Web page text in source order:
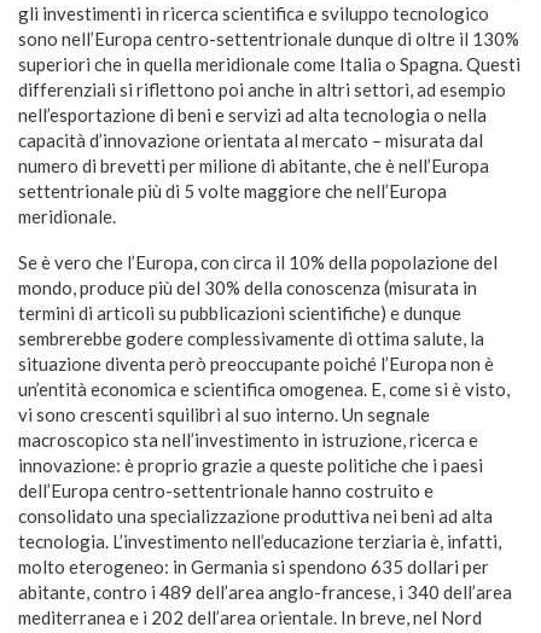
gli investimenti in ricerca scientifica e sviluppo tecnologico
sono nell’Europa centro-settentrionale dunque di oltre il 130%
superiori che in quella meridionale come Italia o Spagna. Questi
differenziali si riflettono poi anche in altri settori, ad esempio
nell’esportazione di beni e servizi ad alta tecnologia o nella
capacità d’innovazione orientata al mercato – misurata dal
numero di brevetti per milione di abitante, che è nell’Europa
settentrionale più di 5 volte maggiore che nell’Europa
meridionale.
Se è vero che l’Europa, con circa il 10% della popolazione del
mondo, produce più del 30% della conoscenza (misurata in
termini di articoli su pubblicazioni scientifiche) e dunque
sembrerebbe godere complessivamente di ottima salute, la
situazione diventa però preoccupante poiché l’Europa non è
un’entità economica e scientifica omogenea. E, come si è visto,
vi sono crescenti squilibri al suo interno. Un segnale
macroscopico sta nell’investimento in istruzione, ricerca e
innovazione: è proprio grazie a queste politiche che i paesi
dell’Europa centro-settentrionale hanno costruito e
consolidato una specializzazione produttiva nei beni ad alta
tecnologia. L’investimento nell’educazione terziaria è, infatti,
molto eterogeneo: in Germania si spendono 635 dollari per
abitante, contro i 489 dell’area anglo-francese, i 340 dell’area
mediterranea e i 202 dell’area orientale. In breve, nel Nord